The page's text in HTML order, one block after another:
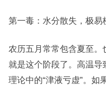
第一毒：水分散失，极易
农历五月常常包含夏至。
就是这个阶段了。高温
理论中的“津液亏虚”。如